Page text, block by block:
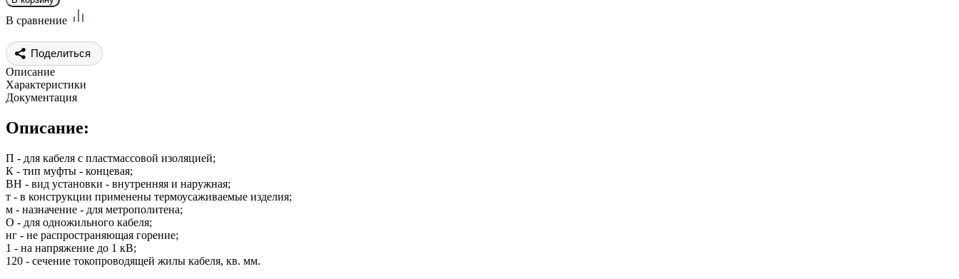
В сравнение
Поделиться
Описание
Характеристики
Документация
Описание:
П - для кабеля с пластмассовой изоляцией;
К - тип муфты - концевая;
ВН - вид установки - внутренняя и наружная;
т - в конструкции применены термоусаживаемые изделия;
м - назначение - для метрополитена;
О - для одножильного кабеля;
нг - не распространяющая горение;
1 - на напряжение до 1 кВ;
120 - сечение токопроводящей жилы кабеля, кв. мм.